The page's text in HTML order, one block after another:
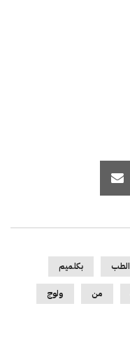
الطب بكلميم
من ولوج